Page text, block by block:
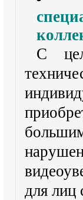
С
для лиц